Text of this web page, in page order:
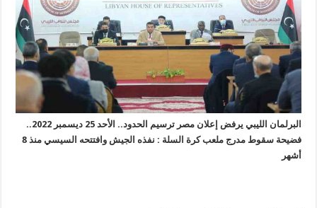
البرلمان الليبي يرفض إعلان مصر ترسيم الحدود.. الأحد 25 ديسمبر 2022..
فضيحة سقوط مدرج ملعب كرة السلة : نفذه الجيش وافتتحه السيسي منذ 8
أشهر